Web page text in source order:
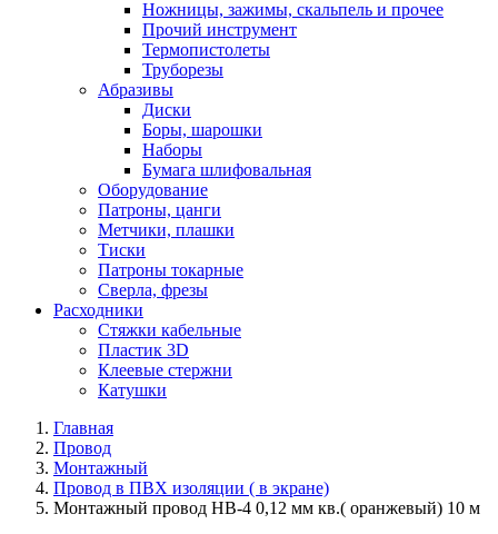
Ножницы, зажимы, скальпель и прочее
Прочий инструмент
Термопистолеты
Труборезы
Абразивы
Диски
Боры, шарошки
Наборы
Бумага шлифовальная
Оборудование
Патроны, цанги
Метчики, плашки
Тиски
Патроны токарные
Сверла, фрезы
Расходники
Стяжки кабельные
Пластик 3D
Клеевые стержни
Катушки
Главная
Провод
Монтажный
Провод в ПВХ изоляции ( в экране)
Монтажный провод НВ-4 0,12 мм кв.( оранжевый) 10 м